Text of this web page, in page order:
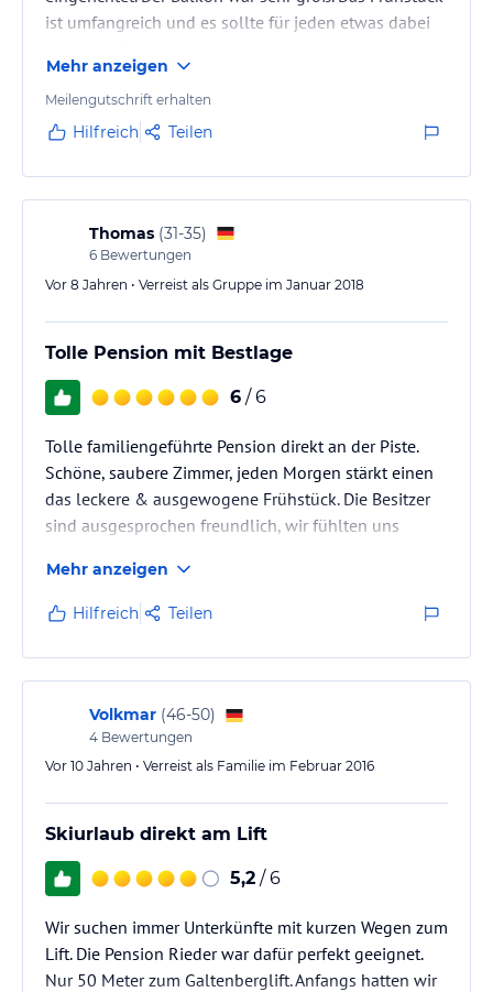
ist umfangreich und es sollte für jeden etwas dabei
Man kann direkt von der Pension weg wandern oder
per Auto oder Linienbus zu einem Einstieg oder der
Seilbahn fahren.
Mehr anzeigen
Meilengutschrift erhalten
Hilfreich Teilen
Thomas (31-35)
6 Bewertungen
Vor 8 Jahren • Verreist als Gruppe im Januar 2018
Tolle Pension mit Bestlage
6 / 6
Tolle familiengeführte Pension direkt an der Piste.
Schöne, saubere Zimmer, jeden Morgen stärkt einen
das leckere & ausgewogene Frühstück. Die Besitzer
sind ausgesprochen freundlich, wir fühlten uns
Mehr anzeigen
Hilfreich Teilen
Volkmar (46-50)
4 Bewertungen
Vor 10 Jahren • Verreist als Familie im Februar 2016
Skiurlaub direkt am Lift
5,2 / 6
Wir suchen immer Unterkünfte mit kurzen Wegen zum
Lift. Die Pension Rieder war dafür perfekt geeignet.
Nur 50 Meter zum Galtenberglift. Anfangs hatten wir